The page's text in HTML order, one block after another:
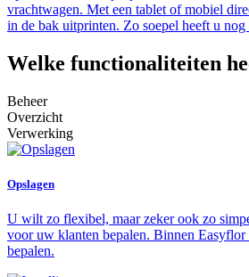
vrachtwagen. Met een tablet of mobiel
in de bak uitprinten. Zo soepel heeft u
Welke functionaliteiten
Beheer
Overzicht
Verwerking
Opslagen
U wilt zo flexibel, maar zeker ook zo
voor uw klanten bepalen. Binnen
bepalen.